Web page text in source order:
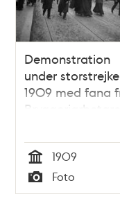
Demonstration
under
1909 med fana
Tid
1909
Typ
Foto